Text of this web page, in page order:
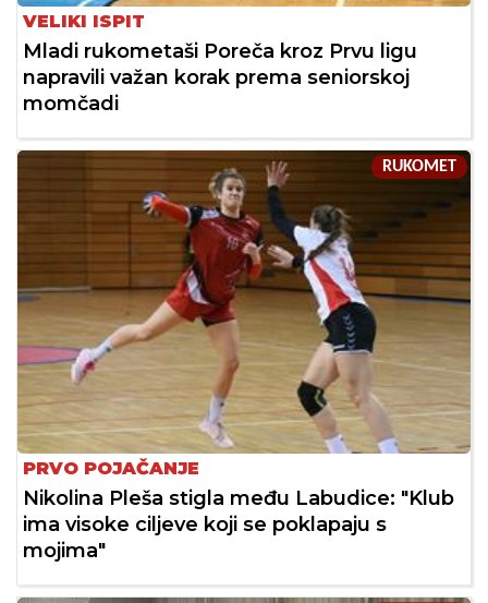
VELIKI ISPIT
Mladi rukometaši Poreča kroz Prvu ligu
napravili važan korak prema seniorskoj
momčadi
RUKOMET
PRVO POJAČANJE
Nikolina Pleša stigla među Labudice: "Klub
ima visoke ciljeve koji se poklapaju s
mojima"